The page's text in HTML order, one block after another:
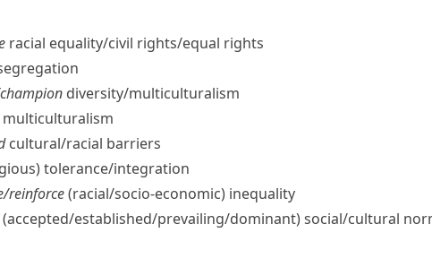
racial equality/​civil rights/​equal rights
diversity/​multiculturalism
multiculturalism
cultural/​racial barriers
tolerance/​integration
​reinforce(racial/​socio-economic) inequality
(accepted/​established/​prevailing/​dominant) social/​cultural